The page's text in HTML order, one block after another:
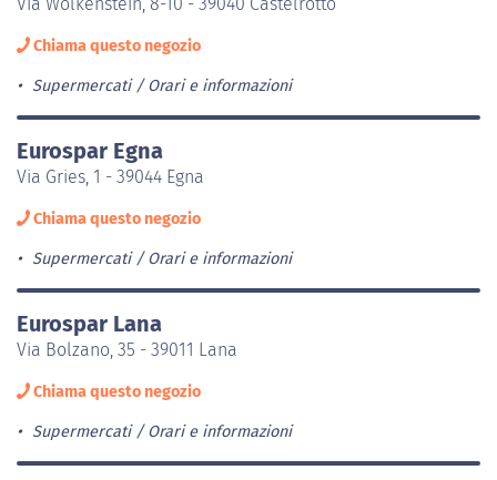
Chiama questo negozio
Supermercati Orari e informazioni
Eurospar Egna
Via Gries, 1 - 39044 Egna
Chiama questo negozio
Supermercati Orari e informazioni
Eurospar Lana
Via Bolzano, 35 - 39011 Lana
Chiama questo negozio
Supermercati Orari e informazioni